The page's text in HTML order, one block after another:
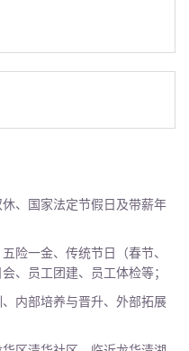
、国家法定节假日及带薪年
险一金、传统节日（春节、
、员工团建、员工体检等；
内部培养与晋升、外部拓展